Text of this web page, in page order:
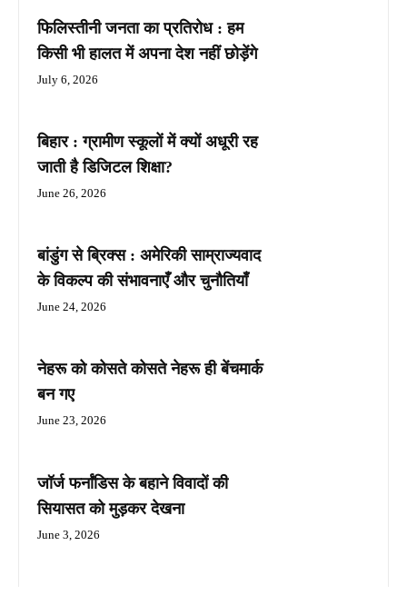
फिलिस्तीनी जनता का प्रतिरोध : हम
किसी भी हालत में अपना देश नहीं छोड़ेंगे
July 6, 2026
बिहार : ग्रामीण स्कूलों में क्यों अधूरी रह
जाती है डिजिटल शिक्षा?
June 26, 2026
बांडुंग से ब्रिक्स : अमेरिकी साम्राज्यवाद
के विकल्प की संभावनाएँ और चुनौतियाँ
June 24, 2026
नेहरू को कोसते कोसते नेहरू ही बेंचमार्क
बन गए
June 23, 2026
जॉर्ज फर्नांडिस के बहाने विवादों की
सियासत को मुड़कर देखना
June 3, 2026